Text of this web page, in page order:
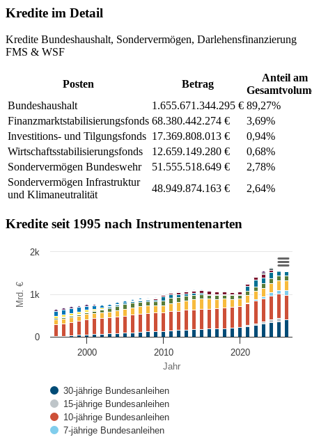
Kredite im Detail
Kredite Bundeshaushalt, Sondervermögen, Darlehensfinanzierung
FMS & WSF
Posten Betrag
Anteil am
Bundeshaushalt
1.655.671.344.295 € 89,27%
Finanzmarktstabilisierungsfonds 68.380.442.274 €
3,69%
Investitions- und Tilgungsfonds 17.369.808.013 €
0,94%
Wirtschaftsstabilisierungsfonds
12.659.149.280 €
0,68%
Sondervermögen Bundeswehr
51.555.518.649 €
2,78%
Sondervermögen Infrastruktur
und Klimaneutralität
48.949.874.163 € 2,64%
Kredite seit 1995 nach Instrumentenarten
Bar chart with 12 data series.
Jahreshistorie des Schuldenstands. Der Schuldenstand ist pro Jahr
View as data table, Chart
The chart has 1 X axis displaying Jahr. Data ranges from 1995-12-
The chart has 1 Y axis displaying Mrd. €. Data ranges from
Jahr
Mrd. €
30-jährige Bundesanleihen
15-jährige Bundesanleihen
10-jährige Bundesanleihen
7-jährige Bundesanleihen
2000 2010 2020
0
1k
2k